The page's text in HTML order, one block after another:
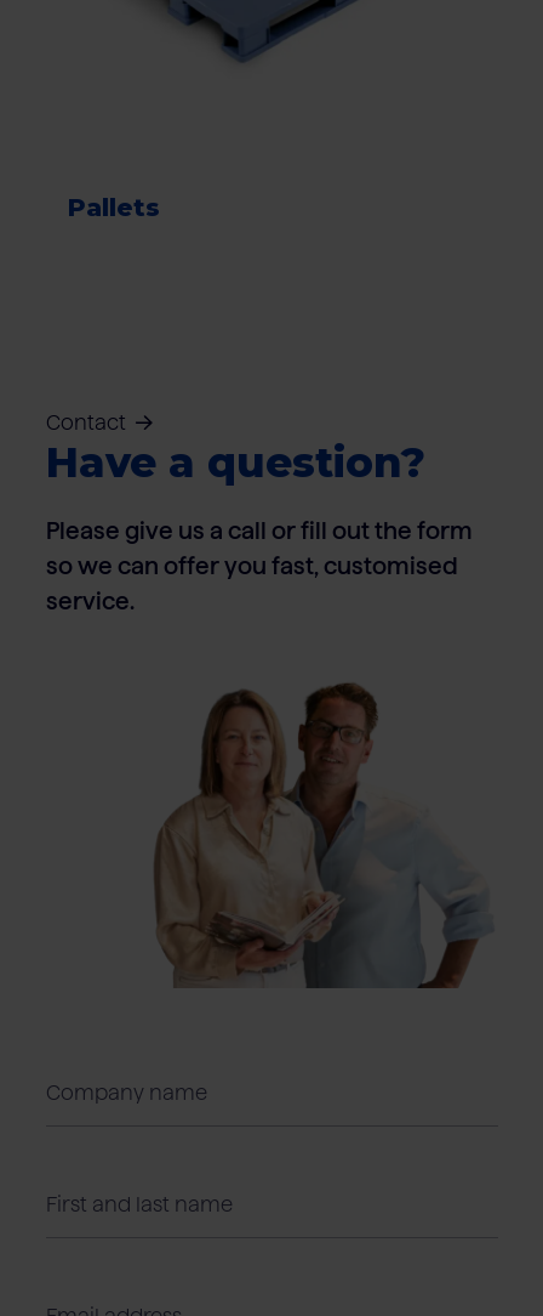
Pallets
Contact
Have a question?
Please give us a call or fill out the form
so we can offer you fast, customised
service.